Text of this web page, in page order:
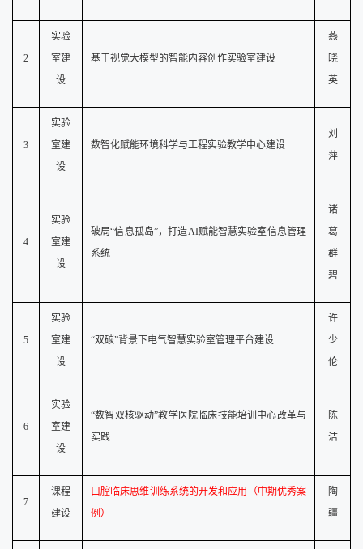
2
实验
室建
设
基于视觉大模型的智能内容创作实验室建设
燕
晓
英
3
实验
室建
设
数智化赋能环境科学与工程实验教学中心建设
刘
萍
4
实验
室建
设
破局“信息孤岛”，打造AI赋能智慧实验室信息管理
系统
诸
葛
群
碧
5
实验
室建
设
“双碳”背景下电气智慧实验室管理平台建设
许
少
伦
6
实验
室建
设
“数智双核驱动”教学医院临床技能培训中心改革与
实践
陈
洁
7
课程
建设
口腔临床思维训练系统的开发和应用（中期优秀案
例）
陶
疆